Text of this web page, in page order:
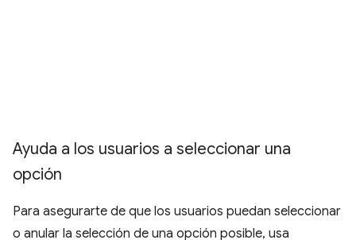
Ayuda a los usuarios a seleccionar una
opción
Para asegurarte de que los usuarios puedan seleccionar
o anular la selección de una opción posible, usa